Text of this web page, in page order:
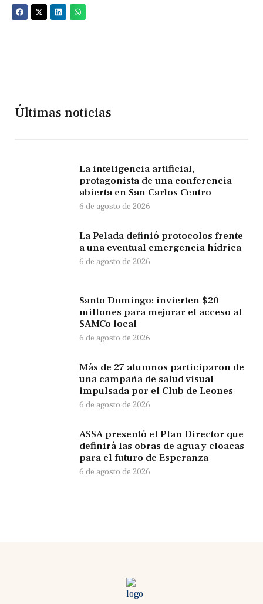
Últimas noticias
La inteligencia artificial,
protagonista de una conferencia
abierta en San Carlos Centro
6 de agosto de 2026
La Pelada definió protocolos frente
a una eventual emergencia hídrica
6 de agosto de 2026
Santo Domingo: invierten $20
millones para mejorar el acceso al
SAMCo local
6 de agosto de 2026
Más de 27 alumnos participaron de
una campaña de salud visual
impulsada por el Club de Leones
6 de agosto de 2026
ASSA presentó el Plan Director que
definirá las obras de agua y cloacas
para el futuro de Esperanza
6 de agosto de 2026